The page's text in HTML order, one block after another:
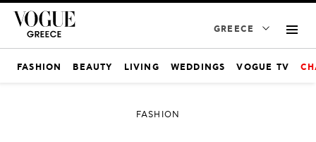
GREECE
FASHION BEAUTY LIVING WEDDINGS VOGUE TV
FASHION